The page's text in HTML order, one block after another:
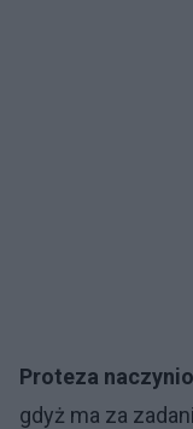
Proteza
gdyż ma za